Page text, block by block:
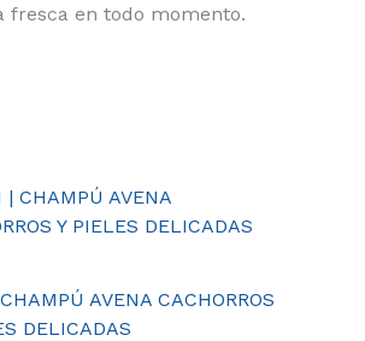
fresca en todo momento.
AVENA CACHORROS
DELICADAS
Rango
precios:
hasta
18.00€
producto
variantes.